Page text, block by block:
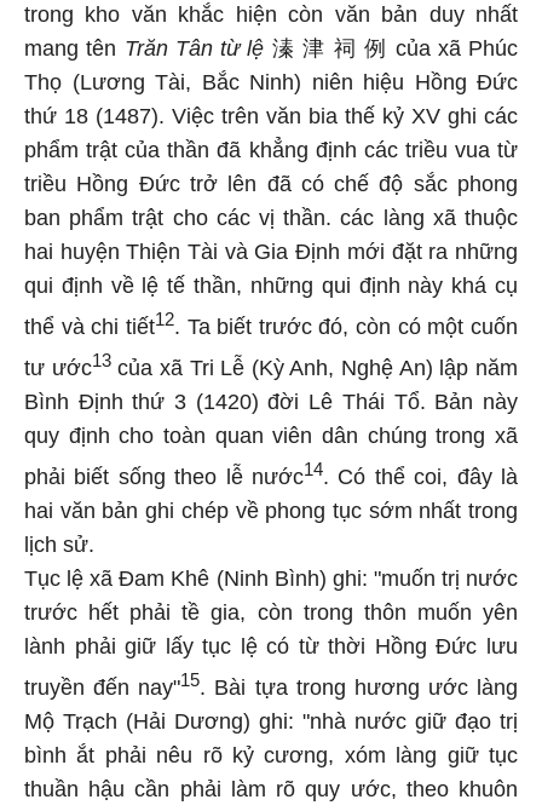
trong kho văn khắc hiện còn văn bản duy nhất
mang tên Trăn Tân từ lệ 溱 津 祠 例 của xã Phúc
Thọ (Lương Tài, Bắc Ninh) niên hiệu Hồng Đức
thứ 18 (1487). Việc trên văn bia thế kỷ XV ghi các
phẩm trật của thần đã khẳng định các triều vua từ
triều Hồng Đức trở lên đã có chế độ sắc phong
ban phẩm trật cho các vị thần. các làng xã thuộc
hai huyện Thiện Tài và Gia Định mới đặt ra những
qui định về lệ tế thần, những qui định này khá cụ
thể và chi tiết12. Ta biết trước đó, còn có một cuốn
tư ước13của xã Tri Lễ (Kỳ Anh, Nghệ An) lập năm
Bình Định thứ 3 (1420) đời Lê Thái Tổ. Bản này
quy định cho toàn quan viên dân chúng trong xã
phải biết sống theo lễ nước14. Có thể coi, đây là
hai văn bản ghi chép về phong tục sớm nhất trong
lịch sử.
Tục lệ xã Đam Khê (Ninh Bình) ghi: "muốn trị nước
trước hết phải tề gia, còn trong thôn muốn yên
lành phải giữ lấy tục lệ có từ thời Hồng Đức lưu
truyền đến nay"15. Bài tựa trong hương ước làng
Mộ Trạch (Hải Dương) ghi: "nhà nước giữ đạo trị
bình ắt phải nêu rõ kỷ cương, xóm làng giữ tục
thuần hậu cần phải làm rõ quy ước, theo khuôn